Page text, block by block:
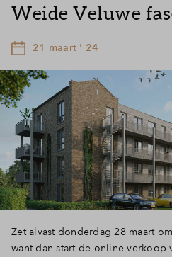
Weide Veluwe
21 maart ' 24
Zet alvast donderdag 28 maart
want dan start de online verkoop